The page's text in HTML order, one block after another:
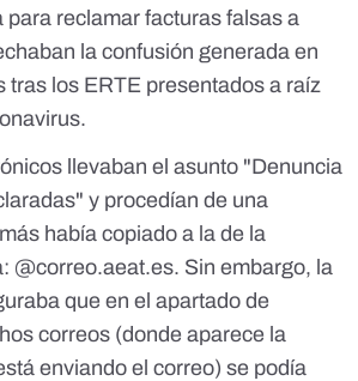
para reclamar facturas falsas a
la confusión generada en
tras los ERTE presentados a raíz
llevaban el asunto "Denuncia
y procedían de una
había copiado a la de la
@correo.aeat.es. Sin embargo, la
que en el apartado de
correos (donde aparece la
enviando el correo) se podía